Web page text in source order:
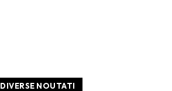
DIVERSE NOUTATI